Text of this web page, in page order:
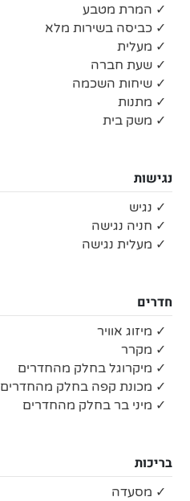
✓ המרת מטבע
✓ כביסה בשירות מלא
✓ מעלית
✓ שעת חברה
✓ שיחות השכמה
✓ מתנות
✓ משק בית
נגישות
✓ נגיש
✓ חניה נגישה
✓ מעלית נגישה
חדרים
✓ מיזוג אוויר
✓ מקרר
✓ מיקרוגל בחלק מהחדרים
✓ מכונת קפה בחלק מהחדרים
✓ מיני בר בחלק מהחדרים
בריכות
✓ מסעדה